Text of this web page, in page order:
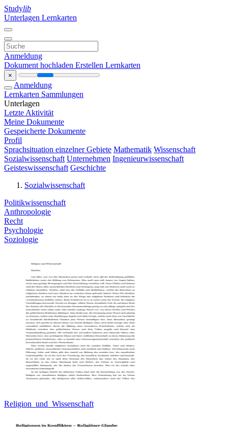
Studylib
Unterlagen Lernkarten
Anmeldung
Dokument hochladen Erstellen Lernkarten
×
Anmeldung
Lernkarten Sammlungen
Unterlagen
Letzte Aktivität
Meine Dokumente
Gespeicherte Dokumente
Profil
Sprachsituation einzelner Gebiete Mathematik Wissenschaft
Sozialwissenschaft Unternehmen Ingenieurwissenschaft
Geisteswissenschaft Geschichte
Sozialwissenschaft
Politikwissenschaft
Anthropologie
Recht
Psychologie
Soziologie
Religion_und_Wissenschaft